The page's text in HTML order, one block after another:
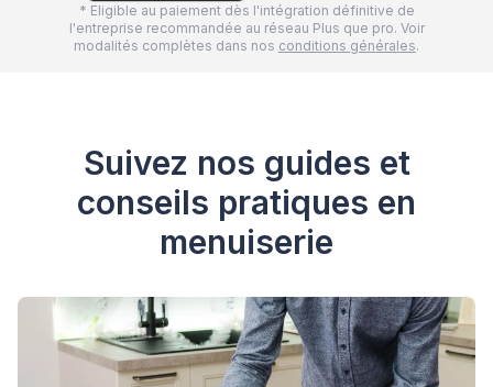
* Eligible au paiement dès l'intégration définitive de
l'entreprise recommandée au réseau Plus que pro. Voir
modalités complètes dans nos conditions générales.
Suivez nos guides et
conseils pratiques en
menuiserie